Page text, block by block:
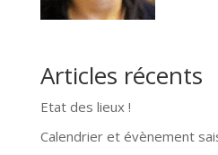
Articles récents
Etat des lieux !
Calendrier et évènement